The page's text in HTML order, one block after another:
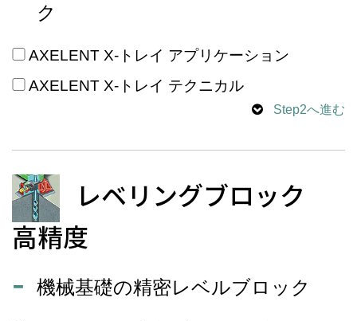
ク
AXELENT X-トレイ アプリケーション
AXELENT X-トレイ テクニカル
Step2へ進む
レベリングブロック
高精度
機械基礎の精密レベルブロック